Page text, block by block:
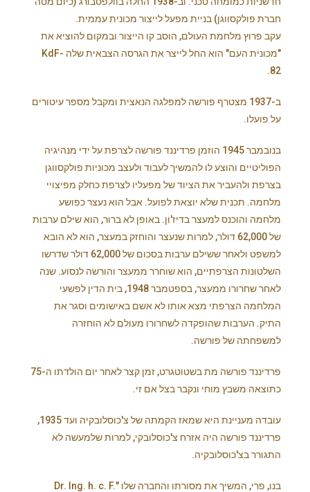
חברת פולקסווגן) בניית מפעל לייצור מכונית עממית.
עקב פרוץ מלחמת העולם, הוסב קו הייצור ובמקום להוציא את
"מכונית העם" הוא החל לייצר את הגרסה הצבאית שלה KdF-
82.
ב-1937 מצטרף פורשה למפלגה הנאצית ומקבל מספר עיטורים
על פועלו.
בנובמבר 1945 הוזמן פרדיננד פורשה לצרפת על ידי מנהיגיה
הפוליטיים והוצע לו להמשיך לעבוד ולעצב מכוניות פולקסווגן
בצרפת ולהעביר את הציוד של מפעליו לצרפת כחלק מפיצויי
מלחמה. תכנית שלא יוצאת לפועל. אבל הוא נעצר כפושע
מלחמה והוכנס למעצר בדיז'ון. באופן לא ברור, הוא שילם ערבות
של 62,000 דולר, למרות שנעצר והוחזק במעצר, הוא לא הובא
למשפט ולאחר ששילם ערבות בסכום של 62,000 דולר שדרשו
השלטונות הצרפתיים, הוא שוחרר ממעצר והורשה לנסוע. שנה
לאחר שחרורו ממעצר, בספטמבר 1948, בית הדין לפשעי
המלחמה הצרפתי מצא אותו לא אשם באישומים וסגר את
התיק. הערבות שהופקדה לשחרורו מעולם לא הוחזרה
למשפחתה של פורשה.
פרדיננד פורשה מת בשטוטגרט, זמן קצר לאחר יום הולדתו ה-75
כתוצאה משבץ מוחי ונקבר בצל אם זי.
עובדה מעניינת היא שמאז הקמתה של צ'כוסלובקיה ועד 1935,
פרדיננד פורשה היה אזרח צ'כוסלובקי, למרות שלמעשה לא
התגורר בצ'כוסלובקיה.
בנו, פרי, המשיך את מסורתו והחברה שלו "Dr. Ing. h. c. F.